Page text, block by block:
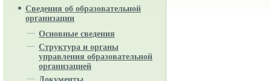
Сведения об образовательной
организации
Основные сведения
Структура и органы
управления образовательной
организацией